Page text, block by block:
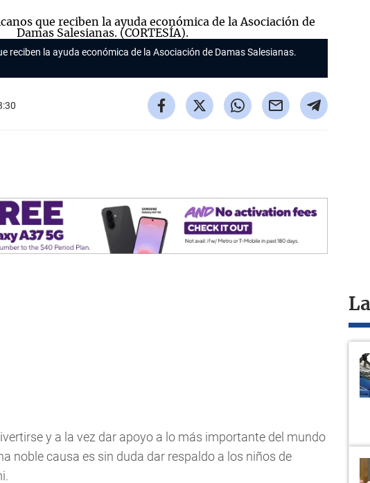
reciben la ayuda económica de la Asociación de Damas Salesianas.
y a la vez dar apoyo a lo más importante del mundo
noble causa es sin duda dar respaldo a los niños de